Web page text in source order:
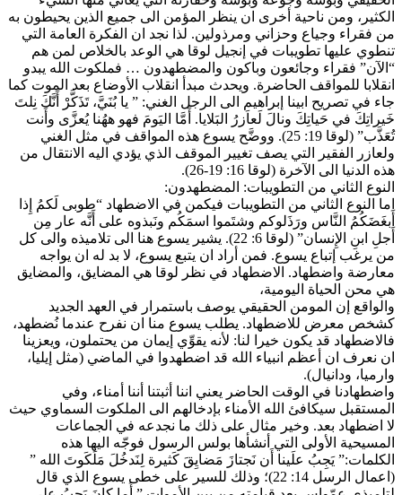
الكثير، ومن ناحية أخرى ان ينظر المؤمن الى جميع الذين يحيطون به
من فقراء وجياع وحزاني ومرذولين. لذا نجد ان الفكرة العامة التي
تنطوي عليها تطويبات في إنجيل لوقا هي الوعد بالخلاص لمن هم
“الآن” فقراء وجائعون وباكون والمضطهدون … فملكوت الله يبدو
انقلابا للمواقف الحاضرة. ويحدث مبدأ انقلاب الأوضاع بعد الموت كما
جاء في تصريح ابينا إبراهيم الى الرجل الغني: ” يا بُنَيَّ، تَذَكَّرْ أَنَّكَ نِلتَ
خَيراتِكَ في حَياتِكَ ونالَ لَعاَزرُ البَلايا. أَمَّا اليَومَ فهو ههُنا يُعزَّى وأَنت
تُعَذَّب” (لوقا 19: 25). ووضَّح يسوع هذه المواقف في مثل الغني
ولعازر الفقير التي يصف تغيير الموقف الذي يؤدي اليه الانتقال من
هذه الدنيا الى الآخرة (لوقا 16: 19-26).
النوع الثاني من التطويبات: المضطهدون:
اما النوع الثاني من التطويبات فيكمن في الاضطهاد “طوبى لَكمُ إِذا
أَبغَضَكُمُ النَّاس ورَذَلوكم وشتَموا اسمَكُم ونَبذوه على أَنَّه عار مِن
أَجلِ ابنِ الإِنسان” (لوقا 6: 22). يشير يسوع هنا الى تلاميذه والى كل
من يرغب إتباع يسوع. فمن أراد ان يتبع يسوع، لا بد له ان يواجه
معارضة واضطهاد. الاضطهاد في نظر لوقا هي المضايق، والمضايق
هي محن الحياة اليومية،
والواقع إن المومن الحقيقي يوصف باستمرار في العهد الجديد
كشخص معرض للاضطهاد. يطلب يسوع منا ان نفرح عندما نُضطهد،
فالاضطهاد قد يكون خيرا لنا: لأنه يقوِّي إيمان من يحتملون، ويعزينا
ان نعرف ان أعظم انبياء الله قد اضطهدوا في الماضي (مثل إيليا،
وارميا، ودانيال).
واضطهادنا في الوقت الحاضر يعني اننا أثبتنا أننا أمناء، وفي
المستقبل سيكافئ الله الأمناء بإدخالهم الى الملكوت السماوي حيث
لا اضطهاد بعد. وخير مثال على ذلك ما نجدعه في الجماعات
المسيحية الأولى التي أنشأها بولس الرسول فوجّه اليها هذه
الكلمات:” يَجِبُ علَينا أَن نَجتازَ مَضايِقَ كَثيرة لِنَدخُلَ مَلَكَوتَ الله ”
(اعمال الرسل 14: 22)؛ وذلك للسير على خطى يسوع الذي قال